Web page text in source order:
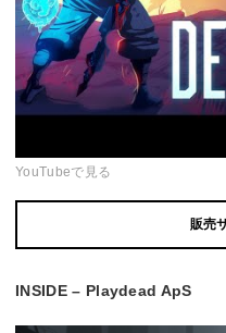
YouTubeで見る
販売
INSIDE – Playdead ApS